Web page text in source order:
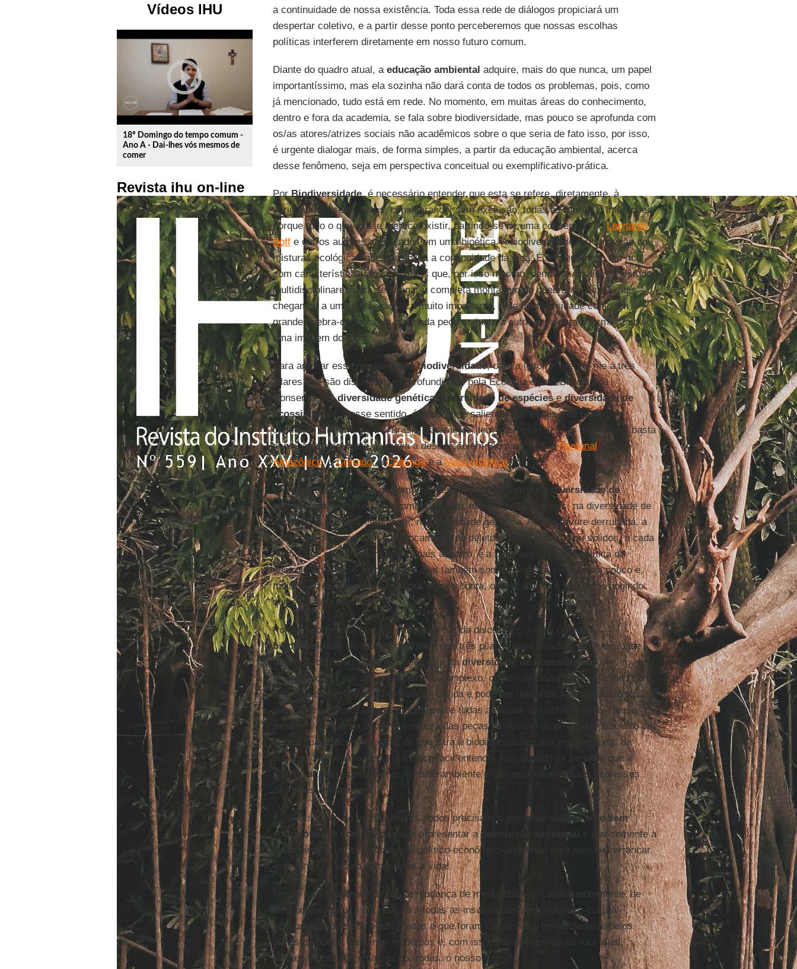
Vídeos IHU
play_circle_outline
18º Domingo do tempo comum -
Ano A - Dai-lhes vós mesmos de
comer
Revista ihu on-line
a continuidade de nossa existência. Toda essa rede de diálogos propiciará um
despertar coletivo, e a partir desse ponto perceberemos que nossas escolhas
políticas interferem diretamente em nosso futuro comum.
Diante do quadro atual, a educação ambiental adquire, mais do que nunca, um papel
importantíssimo, mas ela sozinha não dará conta de todos os problemas, pois, como
já mencionado, tudo está em rede. No momento, em muitas áreas do conhecimento,
dentro e fora da academia, se fala sobre biodiversidade, mas pouco se aprofunda com
os/as atores/atrizes sociais não acadêmicos sobre o que seria de fato isso, por isso,
é urgente dialogar mais, de forma simples, a partir da educação ambiental, acerca
desse fenômeno, seja em perspectiva conceitual ou exemplificativo-prática.
PorBiodiversidade, é necessário entender que esta se refere, diretamente, à
variedade de seres vivos, considerando, sem exclusão, todas as formas e interações,
porque tudo o que existe merece existir, partindo-se de uma concepção deLeonardo
Boffe outros autores alicerçados em uma bioética. A biodiversidade é o caldeirão de
misturas ecológicas que possibilita a continuidade da vida. É um fenômeno tão rico
com características tão complexas que, por isso mesmo, demanda análises e estudos
multidisciplinares para se chegar à completa montagem do quebra-cabeça. E aqui
chegamos a uma noção didática muito importante, à de biodiversidade como um
grande quebra-cabeça, em que cada peça se junta a outra peça para a formação de
uma imagem do todo.
Para ampliar essa noção sobre biodiversidade, caro/a leitor/a, atentei-me a três
pilares que são discutidos em profundidade pela Ecologia e pela Biologia da
Conservação:diversidade genética, diversidade de espéciesediversidade de
ecossistemas . Nesse sentido, é importante salientar que esses três pilares se
conectam diretamente e o Brasil, claramente, tem interferido nessas três linhas, basta
acompanhar por meio da mídia a destruição em Biomas como oPantanal
Amazônico, oCerrado, aCaatingae aMata Atlântica.
Em meio a tudo isso, urge compreender que, ao se
destruir a diversidade de
ecossistemas , mexe-se, automaticamente, nos outros dois níveis, na diversidade de
espécies e, consequentemente, na diversidade genética. A cada árvore derrubada, a
cada área queimada, a cada lançamento de dejetos, sejam líquidos ou sólidos, a cada
animal que morre nos incêndios país adentro, e a cada aceno para a política da
destruição do meio ambiente, do qual também somos parte, morremos um pouco e,
muitas vezes, alienados, nem nos damos conta, ou nos damos e seguimos fingindo
que está tudo bem.
Por fim, podemos chegar a outro patamar da discussão, à ideia de que a
biodiversidade
ultrapassa os limites dos três pilares mencionados, da diversidade
genética, da diversidade de espécies e dadiversidade de ecossistemas. A
biodiversidade, por ser um fenômeno complexo, como mencionado, se relaciona com
todos os elementos que possibilitam a vida e pode ser discutida à luz da Sociologia,
das Ciências Políticas, das Linguagens e todas as áreas do conhecimento. Nesse
ínterim, vale a pena trazer a metáfora das peças de dominó ou do grande tabuleiro de
xadrez, para a compreensão de que para a biodiversidade cada peça importa, da
política, à economia, à cultura e fica fácil entender isso quando se percebe que a
política interfere diretamente no meio ambiente e que esta se atrela aos interesses
das elites dominantes.
É por isso que, de forma simples, todos precisamos perceber que umvoto sem
compromisso com a vida
pode representar adestruição ambiental
e que somente a
partir de uma consciência sócio-político-econômico-ambiental será possível arrancar
esperança no futuro e conservar a vida!
Nosso futuro depende de nossa mudança de mentalidade e, consequentemente, de
uma postura crítica em relação a todas as insustentabilidades político-cultural-
economicamente que estão postas e que foram construídas historicamente pelos
donos do poder. Caso não mudemos e, com isso, não desviemos da rota atual,
condenaremos, de uma vez por todas, o nosso futuro!